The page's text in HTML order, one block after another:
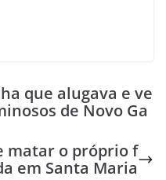
que alugava e ve
de Novo Ga
matar o próprio f
em Santa Maria